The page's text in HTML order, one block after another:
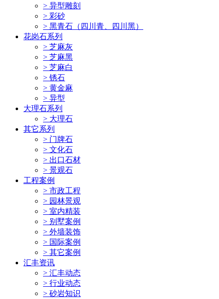
> 异型雕刻
> 彩砂
> 黑青石（四川青、四川黑）
花岗石系列
> 芝麻灰
> 芝麻黑
> 芝麻白
> 锈石
> 黄金麻
> 异型
大理石系列
> 大理石
其它系列
> 门牌石
> 文化石
> 出口石材
> 景观石
工程案例
> 市政工程
> 园林景观
> 室内精装
> 别墅案例
> 外墙装饰
> 国际案例
> 其它案例
汇丰资讯
> 汇丰动态
> 行业动态
> 砂岩知识